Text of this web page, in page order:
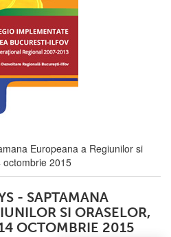
Europeana a Regiunilor si
octombrie 2015
- SAPTAMANA
SI ORASELOR,
OCTOMBRIE 2015